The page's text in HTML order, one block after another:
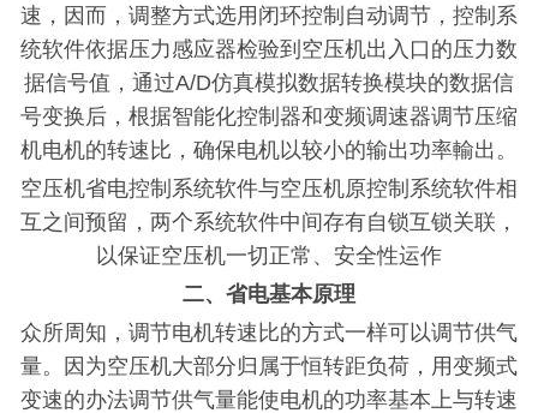
速，因而，调整方式选用闭环控制自动调节，控制系
统软件依据压力感应器检验到空压机出入口的压力数
据信号值，通过A/D仿真模拟数据转换模块的数据信
号变换后，根据智能化控制器和变频调速器调节压缩
机电机的转速比，确保电机以较小的输出功率輸出。
空压机省电控制系统软件与空压机原控制系统软件相
互之间预留，两个系统软件中间存有自锁互锁关联，
以保证空压机一切正常、安全性运作
二、省电基本原理
众所周知，调节电机转速比的方式一样可以调节供气
量。因为空压机大部分归属于恒转距负荷，用变频式
变速的办法调节供气量能使电机的功率基本上与转速